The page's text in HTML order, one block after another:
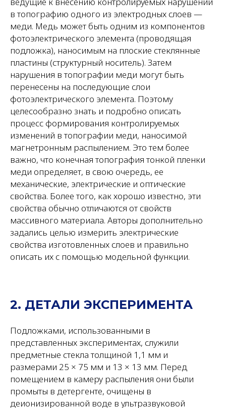
в топографию одного из электродных слоев —
меди. Медь может быть одним из компонентов
фотоэлектрического элемента (проводящая
подложка), наносимым на плоские стеклянные
пластины (структурный носитель). Затем
нарушения в топографии меди могут быть
перенесены на последующие слои
фотоэлектрического элемента. Поэтому
целесообразно знать и подробно описать
процесс формирования контролируемых
изменений в топографии меди, наносимой
магнетронным распылением. Это тем более
важно, что конечная топография тонкой пленки
меди определяет, в свою очередь, ее
механические, электрические и оптические
свойства. Более того, как хорошо известно, эти
свойства обычно отличаются от свойств
массивного материала. Авторы дополнительно
задались целью измерить электрические
свойства изготовленных слоев и правильно
описать их с помощью модельной функции.
2. ДЕТАЛИ ЭКСПЕРИМЕНТА
Подложками, использованными в
представленных экспериментах, служили
предметные стекла толщиной 1,1 мм и
размерами 25 × 75 мм и 13 × 13 мм. Перед
помещением в камеру распыления они были
промыты в детергенте, очищены в
деионизированной воде в ультразвуковой